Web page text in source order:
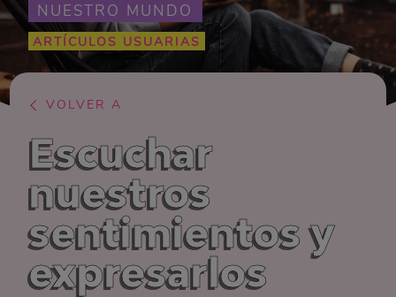
NUESTRO MUNDO
ARTÍCULOS USUARIAS
VOLVER A
Escuchar
nuestros
sentimientos y
expresarlos